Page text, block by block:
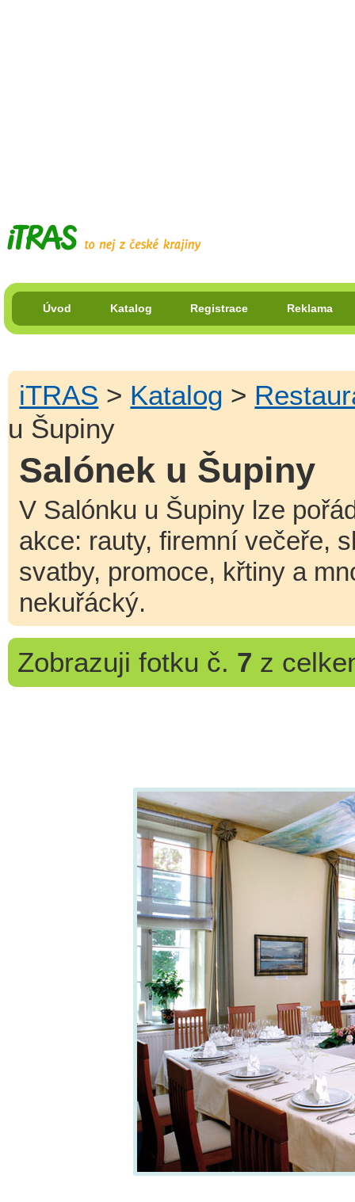
Úvod Katalog Registrace Reklama
iTRAS > Katalog >
u Šupiny
Salónek u Šupiny
V Salónku u Šupiny lze
akce: rauty, firemní večeře,
svatby, promoce, křtiny a
nekuřácký.
Zobrazuji fotku č. 7 z